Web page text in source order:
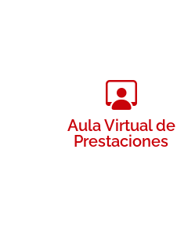
Aula Virtual de
Prestaciones